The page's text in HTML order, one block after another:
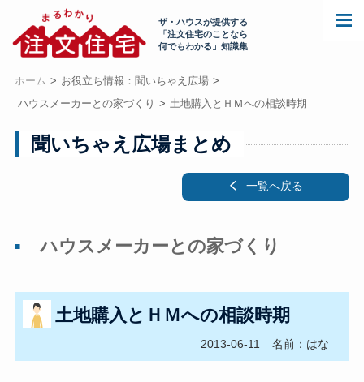
ザ・ハウスが提供する
「注文住宅のことなら
何でもわかる」知識集
ホーム
お役立ち情報：聞いちゃえ広場
ハウスメーカーとの家づくり
土地購入とＨＭへの相談時期
聞いちゃえ広場まとめ
一覧へ戻る
ハウスメーカーとの家づくり
土地購入とＨＭへの相談時期
2013-06-11 名前：はな